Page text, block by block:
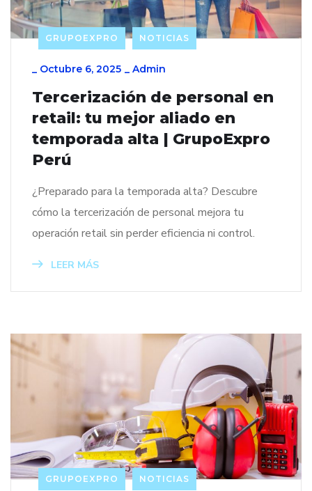
GRUPOEXPRO NOTICIAS
_ Octubre 6, 2025 _ Admin
Tercerización de personal en
retail: tu mejor aliado en
temporada alta | GrupoExpro
Perú
¿Preparado para la temporada alta? Descubre
cómo la tercerización de personal mejora tu
operación retail sin perder eficiencia ni control.
LEER MÁS
GRUPOEXPRO NOTICIAS